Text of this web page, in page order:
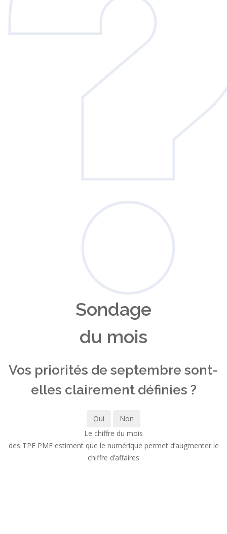
Sondage
du mois
Vos priorités de septembre sont-
elles clairement définies ?
Oui
Non
Le chiffre du mois
des TPE PME estiment que le numérique permet d’augmenter le
chiffre d’affaires